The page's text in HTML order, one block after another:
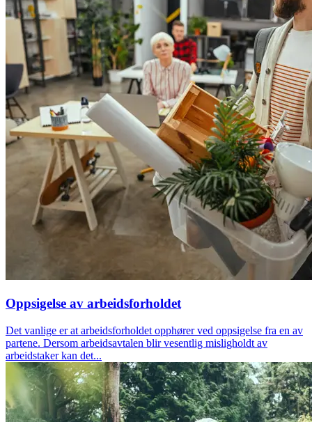
Oppsigelse av arbeidsforholdet
Det vanlige er at arbeidsforholdet opphører ved oppsigelse fra en av
partene. Dersom arbeidsavtalen blir vesentlig misligholdt av
arbeidstaker kan det...